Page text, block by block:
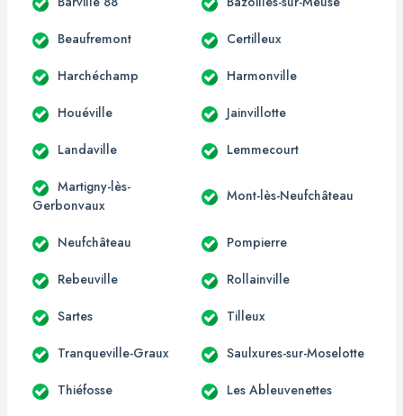
Beaufremont Certilleux
Harchéchamp Harmonville
Houéville Jainvillotte
Landaville Lemmecourt
Martigny-lès-
Gerbonvaux
Mont-lès-Neufchâteau
Neufchâteau Pompierre
Rebeuville Rollainville
Sartes Tilleux
Tranqueville-Graux Saulxures-sur-Moselotte
Thiéfosse Les Ableuvenettes